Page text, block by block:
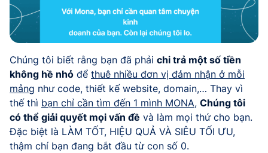
Chúng tôi biết rằng bạn đã phải chi trả một số tiền
không hề nhỏ để thuê nhiều đơn vị đảm nhận ở mỗi
mảng như code, thiết kế website, domain,… Thay vì
thế thì bạn chỉ cần tìm đến 1 mình MONA, Chúng tôi
có thể giải quyết mọi vấn đề và làm mọi thứ cho bạn.
Đặc biệt là LÀM TỐT, HIỆU QUẢ VÀ SIÊU TỐI ƯU,
thậm chí bạn đang bắt đầu từ con số 0.